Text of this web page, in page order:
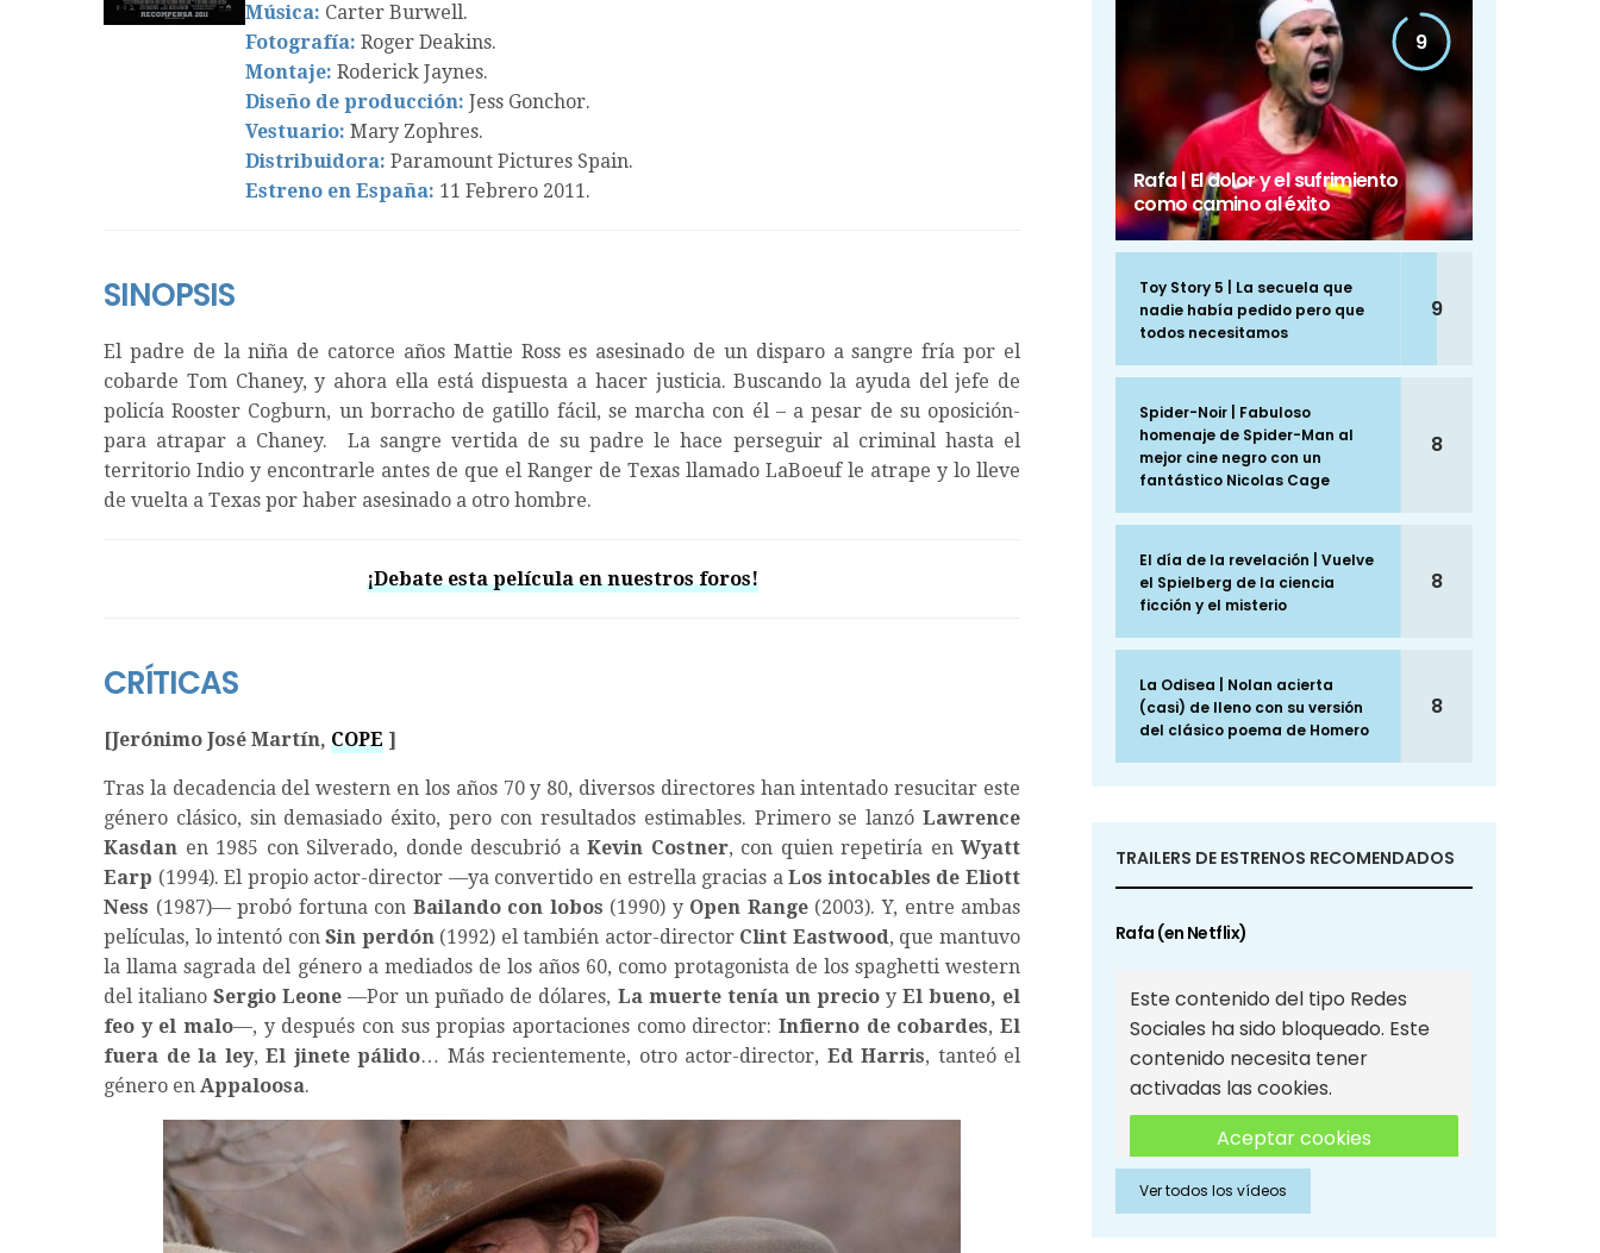
Música: Carter Burwell.
Fotografía: Roger Deakins.
Montaje: Roderick Jaynes.
Diseño de producción: Jess Gonchor.
Vestuario: Mary Zophres.
Distribuidora: Paramount Pictures Spain.
Estreno en España: 11 Febrero 2011.
SINOPSIS
El padre de la niña de catorce años Mattie Ross es asesinado de un disparo a sangre fría por el
cobarde Tom Chaney, y ahora ella está dispuesta a hacer justicia. Buscando la ayuda del jefe de
policía Rooster Cogburn, un borracho de gatillo fácil, se marcha con él – a pesar de su oposición-
para atrapar a Chaney. La sangre vertida de su padre le hace perseguir al criminal hasta el
territorio Indio y encontrarle antes de que el Ranger de Texas llamado LaBoeuf le atrape y lo lleve
de vuelta a Texas por haber asesinado a otro hombre.
¡Debate esta película en nuestros foros!
CRÍTICAS
[Jerónimo José Martín, COPE ]
Tras la decadencia del western en los años 70 y 80, diversos directores han intentado resucitar este
género clásico, sin demasiado éxito, pero con resultados estimables. Primero se lanzó Lawrence
Kasdan en 1985 con Silverado, donde descubrió aKevin Costner, con quien repetiría en Wyatt
Earp (1994). El propio actor-director —ya convertido en estrella gracias aLos intocables de Eliott
Ness (1987)— probó fortuna con Bailando con lobos (1990) y Open Range(2003). Y, entre ambas
películas, lo intentó conSin perdón(1992) el también actor-director Clint Eastwood, que mantuvo
la llama sagrada del género a mediados de los años 60, como protagonista de los spaghetti western
del italianoSergio Leone —Por un puñado de dólares, La muerte tenía un precioy El bueno, el
feo y el malo—, y después con sus propias aportaciones como director: Infierno de cobardes,El
fuera de la ley, El jinete pálido… Más recientemente, otro actor-director, Ed Harris, tanteó el
género en Appaloosa.
9
Rafa | El dolor y el sufrimiento
como camino al éxito
Toy Story 5 | La secuela que
nadie había pedido pero que
todos necesitamos
9
Spider-Noir | Fabuloso
homenaje de Spider-Man al
mejor cine negro con un
fantástico Nicolas Cage
8
El día de la revelación | Vuelve
el Spielberg de la ciencia
ficción y el misterio
8
La Odisea | Nolan acierta
(casi) de lleno con su versión
del clásico poema de Homero
8
TRAILERS DE ESTRENOS RECOMENDADOS
Rafa (en Netflix)
Este contenido del tipo Redes
Sociales ha sido bloqueado. Este
contenido necesita tener
activadas las cookies.
Aceptar cookies
Aceptar cookies de Redes
Sociales
Ver todos los vídeos